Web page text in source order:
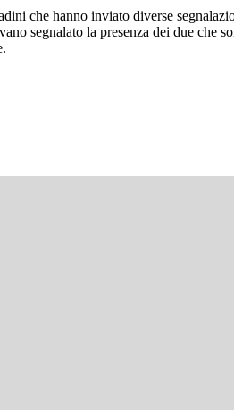
che hanno inviato diverse
segnalato la presenza dei due che